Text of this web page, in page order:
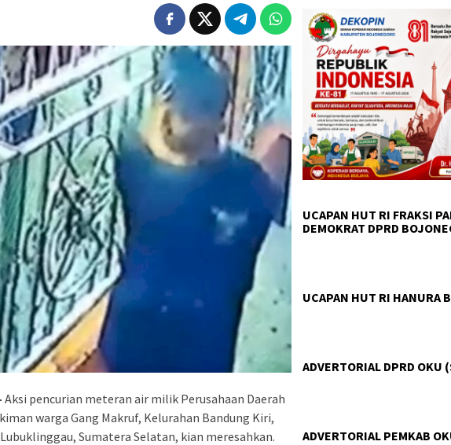
Aksi pencurian meteran air milik Perusahaan Daerah
warga Gang Makruf, Kelurahan Bandung Kiri,
Sumatera Selatan, kian meresahkan.
UCAPAN HUT RI FRAKSI
DEMOKRAT DPRD
UCAPAN HUT RI HANURA
ADVERTORIAL DPRD OKU
ADVERTORIAL PEMKAB